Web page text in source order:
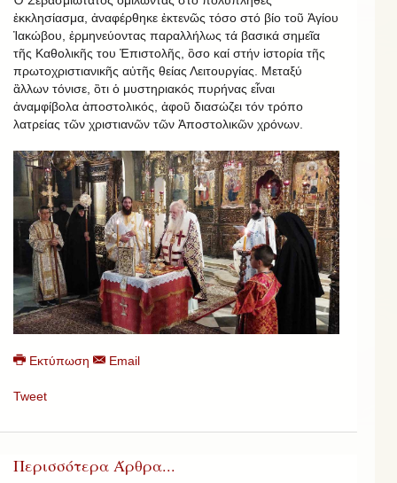
ἐκκλησίασμα, ἀναφέρθηκε ἐκτενῶς τόσο στό βίο τοῦ Ἁγίου
Ἰακώβου, ἐρμηνεύοντας παραλλήλως τά βασικά σημεῖα
τῆς Καθολικῆς του Ἐπιστολῆς, ὃσο καί στήν ἱστορία τῆς
πρωτοχριστιανικῆς αὐτῆς θείας Λειτουργίας. Μεταξύ
ἂλλων τόνισε, ὃτι ὁ μυστηριακός πυρήνας εἶναι
ἀναμφίβολα ἀποστολικός, ἀφοῦ διασώζει τόν τρόπο
λατρείας τῶν χριστιανῶν τῶν Ἀποστολικῶν χρόνων.
Εκτύπωση Email
Tweet
Περισσότερα Άρθρα...